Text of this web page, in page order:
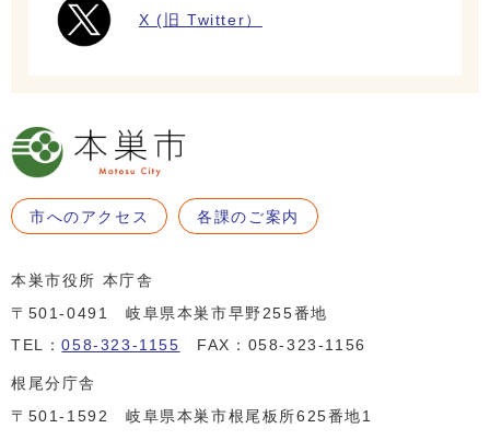
X (旧 Twitter）
市へのアクセス 各課のご案内
本巣市役所 本庁舎
〒501-0491 岐阜県本巣市早野255番地
TEL：058-323-1155 FAX：058-323-1156
根尾分庁舎
〒501-1592 岐阜県本巣市根尾板所625番地1